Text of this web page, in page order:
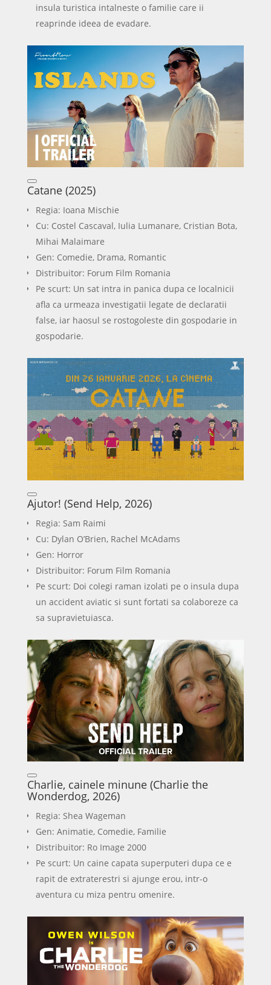
insula turistica intalneste o familie care ii
reaprinde ideea de evadare.
Catane (2025)
Regia: Ioana Mischie
Cu: Costel Cascaval, Iulia Lumanare, Cristian Bota,
Mihai Malaimare
Gen: Comedie, Drama, Romantic
Distribuitor: Forum Film Romania
Pe scurt: Un sat intra in panica dupa ce localnicii
afla ca urmeaza investigatii legate de declaratii
false, iar haosul se rostogoleste din gospodarie in
gospodarie.
Ajutor! (Send Help, 2026)
Regia: Sam Raimi
Cu: Dylan O’Brien, Rachel McAdams
Gen: Horror
Distribuitor: Forum Film Romania
Pe scurt: Doi colegi raman izolati pe o insula dupa
un accident aviatic si sunt fortati sa colaboreze ca
sa supravietuiasca.
Charlie, cainele minune (Charlie the
Wonderdog, 2026)
Regia: Shea Wageman
Gen: Animatie, Comedie, Familie
Distribuitor: Ro Image 2000
Pe scurt: Un caine capata superputeri dupa ce e
rapit de extraterestri si ajunge erou, intr-o
aventura cu miza pentru omenire.